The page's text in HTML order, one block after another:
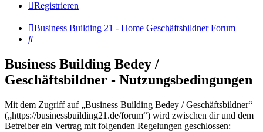
Registrieren
Business Building 21 - Home Geschäftsbildner Forum
Suche
Business Building Bedey /
Geschäftsbildner - Nutzungsbedingungen
Mit dem Zugriff auf „Business Building Bedey / Geschäftsbildner“
(„https://businessbuilding21.de/forum“) wird zwischen dir und dem
Betreiber ein Vertrag mit folgenden Regelungen geschlossen: